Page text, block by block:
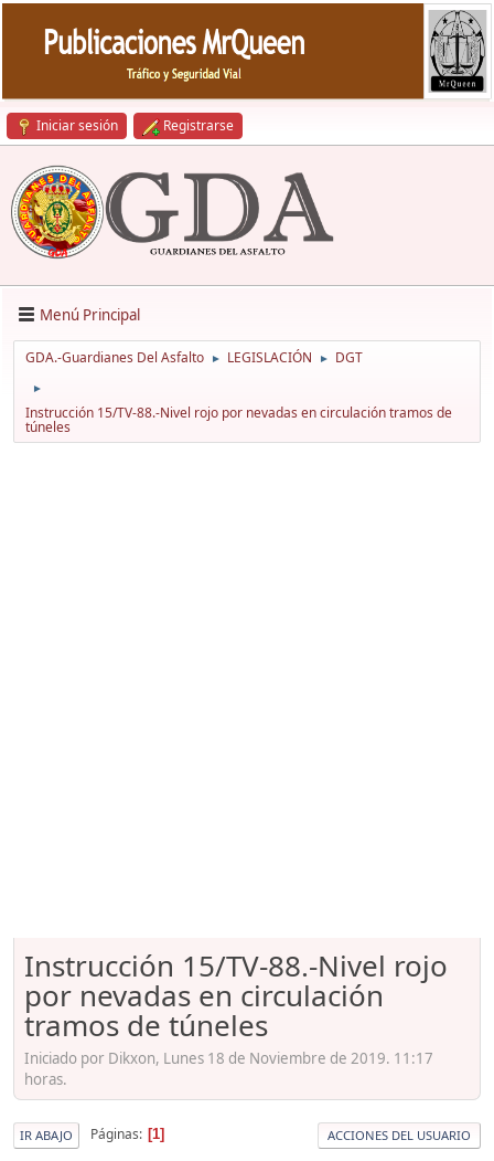
Iniciar sesión Registrarse
Menú Principal
GDA.-Guardianes Del Asfalto ► LEGISLACIÓN ► DGT
►
Instrucción 15/TV-88.-Nivel rojo por nevadas en circulación tramos de
túneles
Instrucción 15/TV-88.-Nivel rojo
por nevadas en circulación
tramos de túneles
Iniciado por Dikxon, Lunes 18 de Noviembre de 2019. 11:17
horas.
IR ABAJO Páginas 1 ACCIONES DEL USUARIO